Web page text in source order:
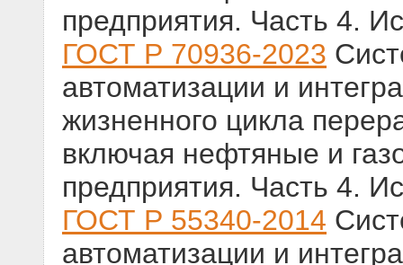
предприятия. Часть 4.
ГОСТ Р 70936-2023
автоматизации и
жизненного цикла
включая нефтяные и
предприятия. Часть 4.
ГОСТ Р 55340-2014
автоматизации и